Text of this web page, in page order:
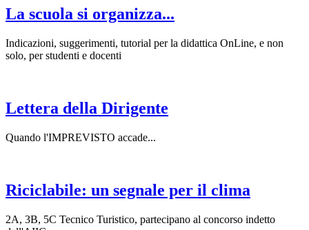
La scuola si organizza...
Indicazioni, suggerimenti, tutorial per la didattica OnLine, e non
solo, per studenti e docenti
Lettera della Dirigente
Quando l'IMPREVISTO accade...
Riciclabile: un segnale per il clima
2A, 3B, 5C Tecnico Turistico, partecipano al concorso indetto